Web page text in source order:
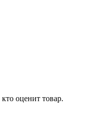
оценит товар.